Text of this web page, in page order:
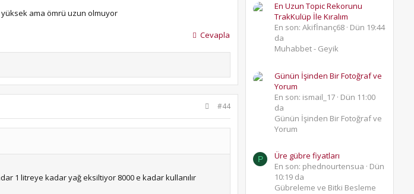
yüksek ama ömrü uzun olmuyor
Cevapla
#44
1 litreye kadar yağ eksiltiyor 8000 e kadar kullanılır
En Uzun Topic Rekorunu
TrakKulüp İle Kıralım
En son: Akifİnanç68 Dün 19:44
da
Muhabbet - Geyik
Günün İşinden Bir Fotoğraf ve
Yorum
En son: ismail_17 Dün 11:00
da
Günün İşinden Bir Fotoğraf ve
Yorum
P
Üre gübre fiyatları
En son: phednourtensua
Dün
10:19 da
Gübreleme ve Bitki Besleme